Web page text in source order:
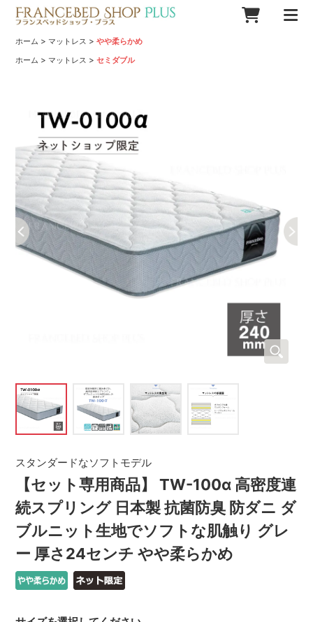
ホーム > マットレス >やや柔らかめ
ホーム > マットレス >セミダブル
【セット専用商品】 TW-100α 高密度連
続スプリング 日本製 抗菌防臭 防ダニ ダ
ブルニット生地でソフトな肌触り グレ
ー 厚さ24センチ やや柔らかめ
スタンダードなソフトモデル